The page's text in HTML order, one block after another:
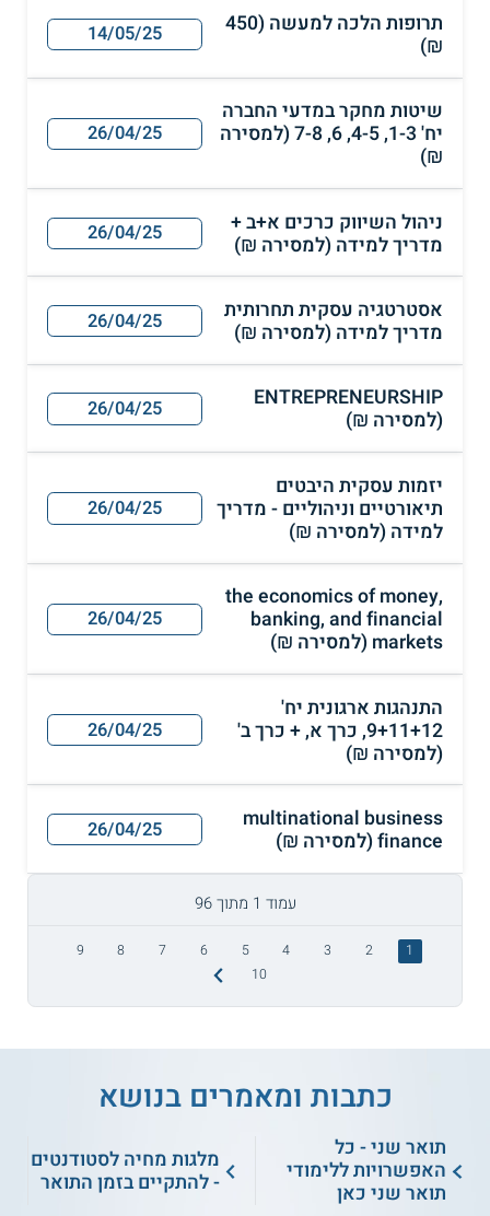
תרופות הלכה למעשה (450
₪)
14/05/25
שיטות מחקר במדעי החברה
יח' 1-3, 4-5, 6, 7-8 (למסירה
₪)
26/04/25
ניהול השיווק כרכים א+ב +
מדריך למידה (למסירה ₪)
26/04/25
אסטרטגיה עסקית תחרותית
מדריך למידה (למסירה ₪)
26/04/25
ENTREPRENEURSHIP
(למסירה ₪)
26/04/25
יזמות עסקית היבטים
תיאורטיים וניהוליים - מדריך
למידה (למסירה ₪)
26/04/25
the economics of money,
banking, and financial
markets (למסירה ₪)
26/04/25
התנהגות ארגונית יח'
9+11+12, כרך א, + כרך ב'
(למסירה ₪)
26/04/25
multinational business
finance (למסירה ₪)
26/04/25
עמוד 1 מתוך 96
1
2
3
4
5
6
7
8
9
10
כתבות ומאמרים בנושא
תואר שני - כל
האפשרויות ללימודי
תואר שני כאן
מלגות מחיה לסטודנטים
- להתקיים בזמן התואר